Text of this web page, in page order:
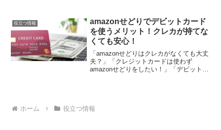
んでいます。これが香り高くて美味しい
んですよね。今回はコーヒ...
役立つ情報
amazonせどりでデビットカード
を使うメリット！クレカが持てな
くても安心！
「amazonせどりはクレカがなくても大丈
夫？」「クレジットカードは使わず
amazonせどりをしたい！」「デビットカ
ホーム
役立つ情報